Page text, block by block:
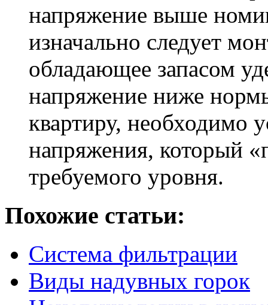
напряжение выше
изначально следует
обладающее запасом
напряжение ниже
квартиру, необходимо
напряжения, который
требуемого уровня.
Похожие статьи:
Система фильтрации
Виды надувных горок